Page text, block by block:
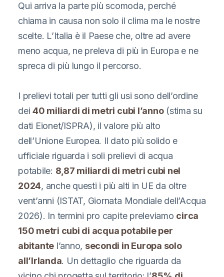
Qui arriva la parte più scomoda, perché
chiama in causa non solo il clima ma le nostre
scelte. L’Italia è il Paese che, oltre ad avere
meno acqua, ne preleva di più in Europa e ne
spreca di più lungo il percorso.
I prelievi totali per tutti gli usi sono dell’ordine
dei40 miliardi di metri cubi l’anno(stima su
dati Eionet/ISPRA), il valore più alto
dell’Unione Europea. Il dato più solido e
ufficiale riguarda i soli prelievi di acqua
potabile: 8,87 miliardi di metri cubi nel
2024, anche questi i più alti in UE da oltre
vent’anni (ISTAT, Giornata Mondiale dell’Acqua
2026). In termini pro capite preleviamo circa
150 metri cubi di acqua potabile per
abitante l’anno, secondi in Europa solo
all’Irlanda. Un dettaglio che riguarda da